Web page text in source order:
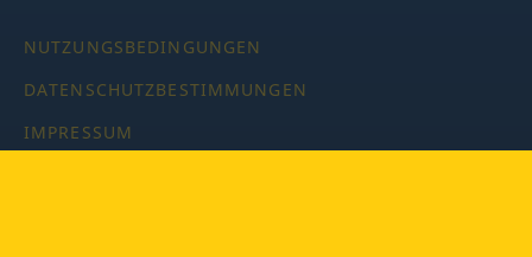
NUTZUNGSBEDINGUNGEN
DATENSCHUTZBESTIMMUNGEN
IMPRESSUM